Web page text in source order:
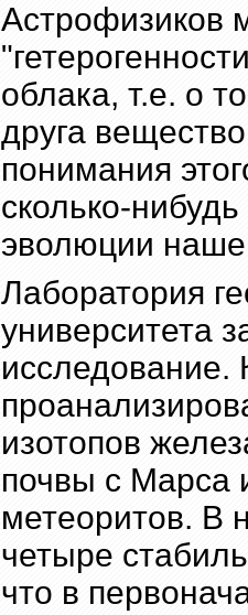
Астрофизиков
облака, т.е. о
друга
понимания
сколько-
эволюции
Лаборатория
университета
изотопов
почвы с Марса
метеоритов. В
четыре
что в